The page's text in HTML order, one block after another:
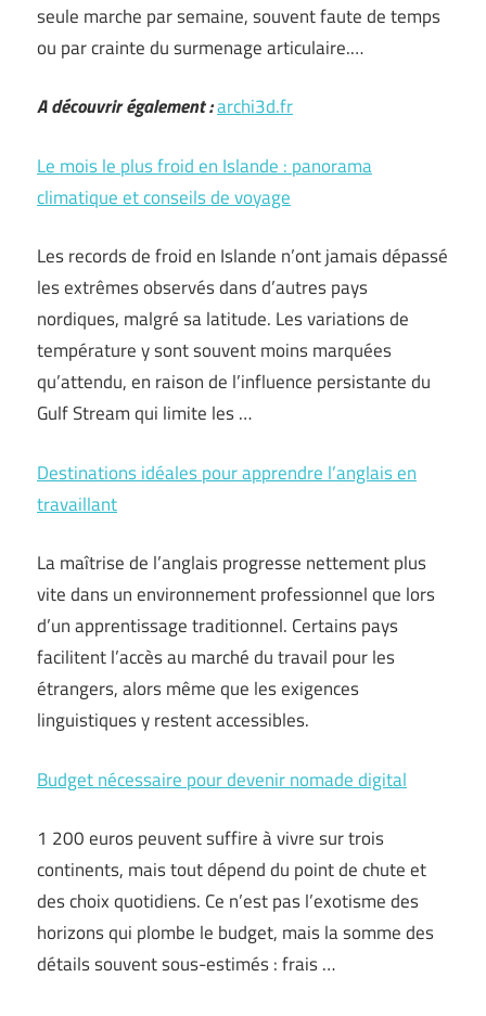
seule marche par semaine, souvent faute de temps
ou par crainte du surmenage articulaire.…
A découvrir également :archi3d.fr
Le mois le plus froid en Islande : panorama
climatique et conseils de voyage
Les records de froid en Islande n’ont jamais dépassé
les extrêmes observés dans d’autres pays
nordiques, malgré sa latitude. Les variations de
température y sont souvent moins marquées
qu’attendu, en raison de l’influence persistante du
Gulf Stream qui limite les …
Destinations idéales pour apprendre l’anglais en
travaillant
La maîtrise de l’anglais progresse nettement plus
vite dans un environnement professionnel que lors
d’un apprentissage traditionnel. Certains pays
facilitent l’accès au marché du travail pour les
étrangers, alors même que les exigences
linguistiques y restent accessibles.
Budget nécessaire pour devenir nomade digital
1 200 euros peuvent suffire à vivre sur trois
continents, mais tout dépend du point de chute et
des choix quotidiens. Ce n’est pas l’exotisme des
horizons qui plombe le budget, mais la somme des
détails souvent sous-estimés : frais …